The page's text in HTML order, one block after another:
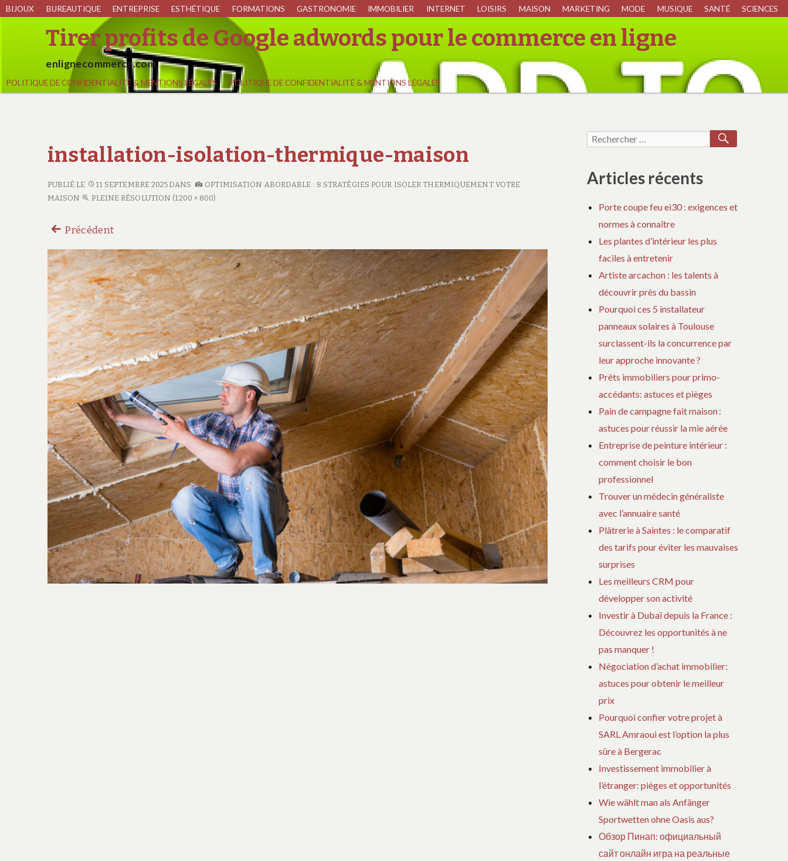
BIJOUX BUREAUTIQUE ENTREPRISE ESTHÉTIQUE FORMATIONS GASTRONOMIE IMMOBILIER INTERNET LOISIRS MAISON MARKETING MODE MUSIQUE SANTÉ SCIENCES
Tirer profits de Google adwords pour le commerce en ligne
enlignecommerce.com
POLITIQUE DE CONFIDENTIALITÉ & MENTIONS LÉGALES POLITIQUE DE CONFIDENTIALITÉ & MENTIONS LÉGALES
installation-isolation-thermique-maison
PUBLIÉ LE 11 SEPTEMBRE 2025 DANS
OPTIMISATION ABORDABLE : 8 STRATÉGIES POUR ISOLER THERMIQUEMENT VOTRE
MAISON
PLEINE RÉSOLUTION (1200 × 800)
Précédent
Recherche
Articles récents
Porte coupe feu ei30 : exigences et
normes à connaître
Les plantes d’intérieur les plus
faciles à entretenir
Artiste arcachon : les talents à
découvrir près du bassin
Pourquoi ces 5 installateur
panneaux solaires à Toulouse
surclassent-ils la concurrence par
leur approche innovante ?
Prêts immobiliers pour primo-
accédants: astuces et pièges
Pain de campagne fait maison :
astuces pour réussir la mie aérée
Entreprise de peinture intérieur :
comment choisir le bon
professionnel
Trouver un médecin généraliste
avec l’annuaire santé
Plâtrerie à Saintes : le comparatif
des tarifs pour éviter les mauvaises
surprises
Les meilleurs CRM pour
développer son activité
Investir à Dubaï depuis la France :
Découvrez les opportunités à ne
pas manquer !
Négociation d’achat immobilier:
astuces pour obtenir le meilleur
prix
Pourquoi confier votre projet à
SARL Amraoui est l’option la plus
sûre à Bergerac
Investissement immobilier à
l’étranger: pièges et opportunités
Wie wählt man als Anfänger
Sportwetten ohne Oasis aus?
Обзор Пинап: официальный
сайт онлайн игра на реальные